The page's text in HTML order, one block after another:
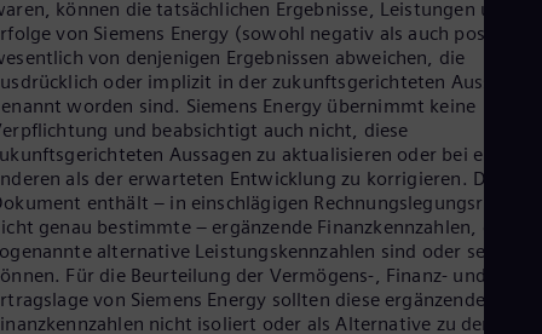
können die tatsächlichen Ergebnisse, Leistungen und
von Siemens Energy (sowohl negativ als auch positiv)
von denjenigen Ergebnissen abweichen, die
oder implizit in der zukunftsgerichteten Aussage
worden sind. Siemens Energy übernimmt keine
und beabsichtigt auch nicht, diese
Aussagen zu aktualisieren oder bei einer
als der erwarteten Entwicklung zu korrigieren. Dieses
enthält – in einschlägigen Rechnungslegungsrahmen
genau bestimmte – ergänzende Finanzkennzahlen, die
alternative Leistungskennzahlen sind oder sein
Für die Beurteilung der Vermögens-, Finanz- und
von Siemens Energy sollten diese ergänzenden
nicht isoliert oder als Alternative zu den im